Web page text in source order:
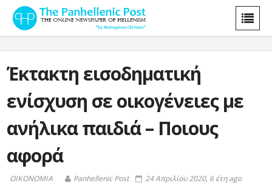
Έκτακτη εισοδηματική
ενίσχυση σε οικογένειες με
ανήλικα παιδιά – Ποιους
αφορά
ΟΙΚΟΝΟΜΙΑ Panhellenic Post
24 Απριλίου 2020, 6 έτη ago